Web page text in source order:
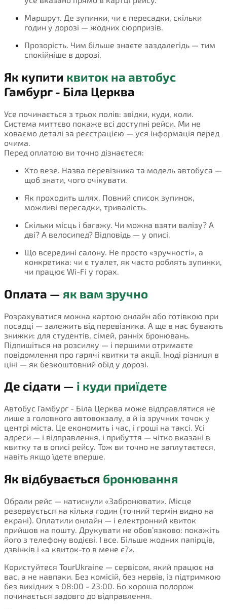
Маршрут. Де зупинки, чи є пересадки, скільки
годин у дорозі — жодних сюрпризів.
Прозорість. Чим більше знаєте заздалегідь — тим
спокійніше в дорозі.
Як купити квиток на автобус
Гамбург - Біла Церква
Усе починається з трьох полів: звідки, куди, коли.
Система миттєво покаже всі доступні рейси. Ми не
ховаємо деталі за реєстрацією — уся інформація перед
очима.
Перед оплатою ви точно дізнаєтеся:
Хто везе. Назва перевізника та модель автобуса —
щоб знати, чого очікувати.
Як проходить шлях. Повний список зупинок,
можливі пересадки, тривалість.
Скільки місць і багажу. Чи можна взяти валізу? А
дві? А велосипед? Відповідь — у описі.
Що всередині салону. Не просто «зручності», а
конкретика: чи є туалет, як часто роблять зупинки,
чи працює Wi-Fi у горах.
Оплата — як вам зручно
Розрахуватися можна картою онлайн або готівкою при
посадці — залежить від перевізника. А ще в нас бувають
знижки: для студентів, сімей, ранніх бронювань.
Підпишіться на розсилку — і першими отримаєте
повідомлення про гарячі квитки та акції. Іноді різниця в
ціні — як безкоштовний обід у дорозі.
Де сідати — і куди приїдете
Автобус Гамбург - Біла Церква може відправлятися не
лише з головного автовокзалу, а й із зручних точок у
центрі міста. Це економить і час, і гроші на таксі. Усі
адреси — і відправлення, і прибуття — чітко вказані в
квитку та в описі рейсу. Тож ви точно не заплутаєтеся,
навіть якщо їдете вперше.
Як відбувається бронювання
Обрали рейс — натиснули «Забронювати». Місце
резервується на кілька годин (точний термін видно на
екрані). Оплатили онлайн — і електронний квиток
прийшов на пошту. Друкувати не обов’язково: покажіть
його з телефону водієві. І все. Більше жодних папірців,
дзвінків і «а квиток-то в мене є?».
Користуйтеся TourUkraine — сервісом, який працює на
вас, а не навпаки. Без комісій, без нервів, із підтримкою
без вихідних з 08:00 - 23:00. Бо хороша подорож
починається задовго до відправлення.